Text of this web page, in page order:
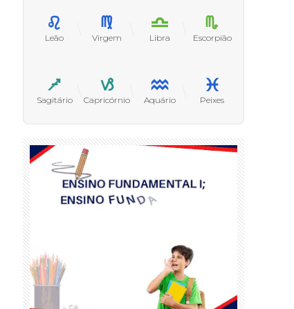
Leão Virgem Libra Escorpião
Sagitário Capricórnio Aquário Peixes